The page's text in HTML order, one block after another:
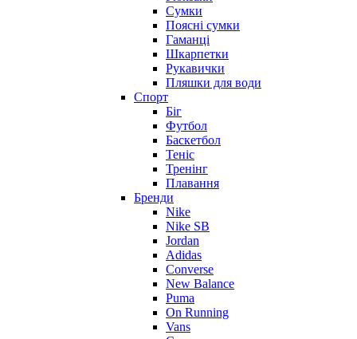
Сумки
Поясні сумки
Гаманці
Шкарпетки
Рукавички
Пляшки для води
Спорт
Біг
Футбол
Баскетбол
Теніс
Тренінг
Плавання
Бренди
Nike
Nike SB
Jordan
Adidas
Converse
New Balance
Puma
On Running
Vans